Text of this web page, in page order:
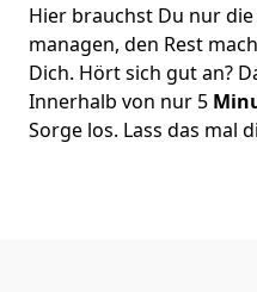
Hier brauchst Du nur
managen, den Rest
Dich. Hört sich gut an?
Innerhalb von nur 5
Sorge los. Lass das mal